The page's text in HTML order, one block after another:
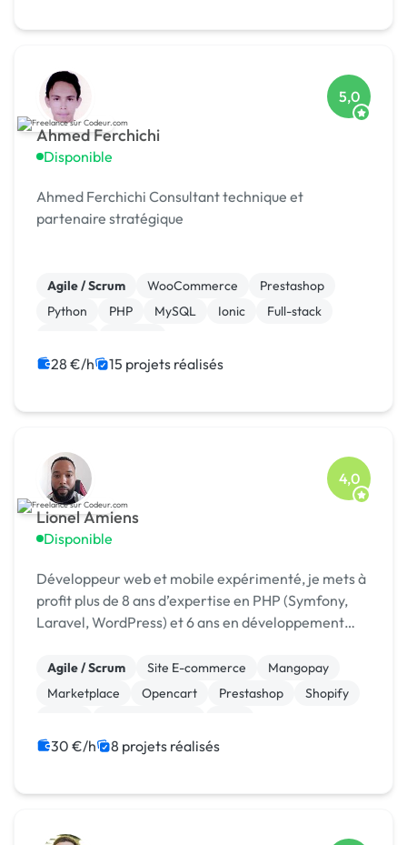
Ahmed Ferchichi
Disponible
5,0
Ahmed Ferchichi Consultant technique et
partenaire stratégique
Agile / Scrum WooCommerce
Prestashop
Python
PHP MySQL Ionic
Full-stack
28 €/h 15 projets réalisés
Lionel Amiens
Disponible
4,0
Développeur web et mobile expérimenté, je mets à
profit plus de 8 ans d’expertise en PHP (Symfony,
Laravel, WordPress) et 6 ans en développement
aussi bien la conception d’architectures robustes
q...
Agile / Scrum Site E-commerce
Mangopay
Marketplace
Opencart Prestashop
Shopify
30 €/h 8 projets réalisés